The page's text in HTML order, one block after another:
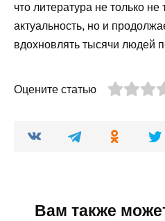
что литература не только не
актуальность, но и
вдохновлять тысячи людей
Оцените статью
Вам также